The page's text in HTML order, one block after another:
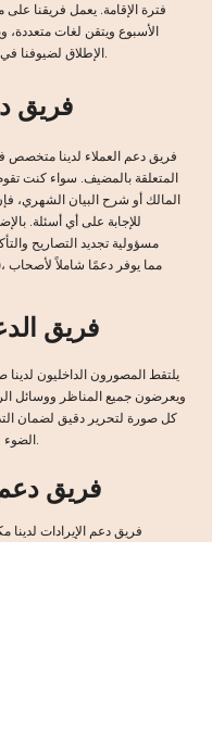
فترة الإقامة. يعمل فريقنا على
الأسبوع ويتقن لغات
الإطلاق لضيوفنا في كل خطوة من رحلتهم.
فريق
فريق دعم العملاء لدينا متخصص
المتعلقة بالمضيف. سواء كنت
المالك أو شرح البيان الشهري،
للإجابة على أي أسئلة.
مسؤولية تجديد التصاريح
فريق
يلتقط المصورون الداخليون لدينا
ويعرضون جميع المناظر ووسائل
كل صورة لتحرير دقيق لضمان
الضوء على أهم ميزات العقار.
فريق دعم
فريق دعم الإيرادات